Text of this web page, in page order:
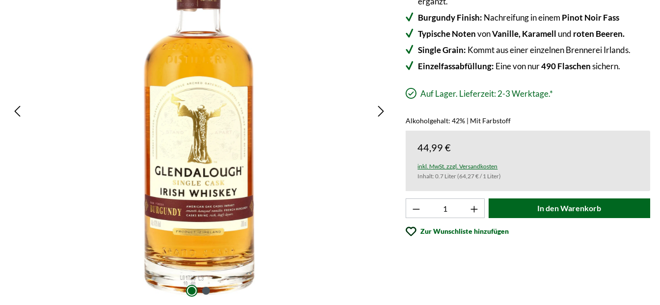
Burgundy Finish: Nachreifung in einem Pinot Noir Fass
Typische NotenvonVanille, Karamell und roten Beeren.
Single Grain: Kommt aus einer einzelnen Brennerei Irlands.
Einzelfassabfüllung: Eine von nur490 Flaschensichern.
Auf Lager. Lieferzeit: 2-3 Werktage.*
Alkoholgehalt: 42% | Mit Farbstoff
44,99 €
inkl. MwSt. zzgl. Versandkosten
Inhalt:0.7 Liter(64,27 € / 1 Liter)
Produkt Anzahl: Gib den gewünschten Wert ein
In den Warenkorb
Zur Wunschliste hinzufügen